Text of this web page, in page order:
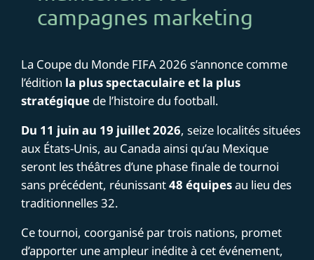
campagnes marketing
La Coupe du Monde FIFA 2026 s’annonce comme
l’édition la plus spectaculaire et la plus
stratégique de l’histoire du football.
Du 11 juin au 19 juillet 2026, seize localités situées
aux États-Unis, au Canada ainsi qu’au Mexique
seront les théâtres d’une phase finale de tournoi
sans précédent, réunissant48 équipesau lieu des
traditionnelles 32.
Ce tournoi, coorganisé par trois nations, promet
d’apporter une ampleur inédite à cet événement,